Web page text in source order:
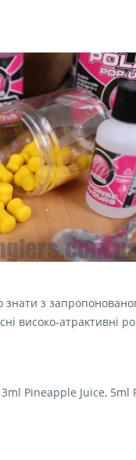
з
високо-атрактивні
Pineapple Juice, 5ml